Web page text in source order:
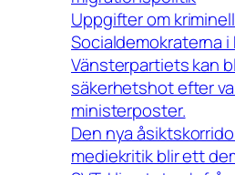
Uppgifter om
Socialdemokraterna i
Vänsterpartiets kan
säkerhetshot efter
ministerposter.
Den nya
mediekritik blir ett